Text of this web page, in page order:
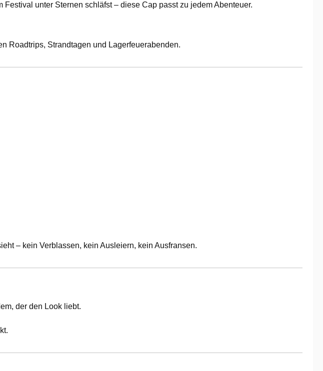
unter Sternen schläfst – diese Cap passt zu jedem Abenteuer.
Roadtrips, Strandtagen und Lagerfeuerabenden.
– kein Verblassen, kein Ausleiern, kein Ausfransen.
der den Look liebt.